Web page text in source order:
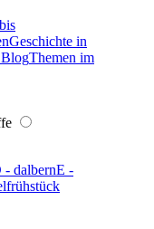
Geschichte in
Themen im
- dalbernE -